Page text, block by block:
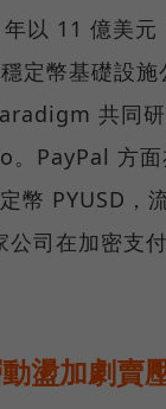
以 11 億美元
定幣基礎設
共同
。PayPal 方
幣 PYUSD，
司在加密支
盪加劇賣